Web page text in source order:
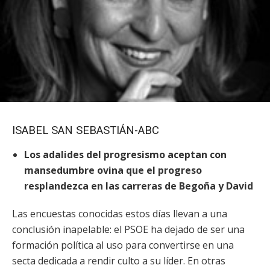
ISABEL SAN SEBASTIÁN-ABC
Los adalides del progresismo aceptan con
mansedumbre ovina que el progreso
resplandezca en las carreras de Begoña y David
Las encuestas conocidas estos días llevan a una
conclusión inapelable: el PSOE ha dejado de ser una
formación política al uso para convertirse en una
secta dedicada a rendir culto a su líder. En otras